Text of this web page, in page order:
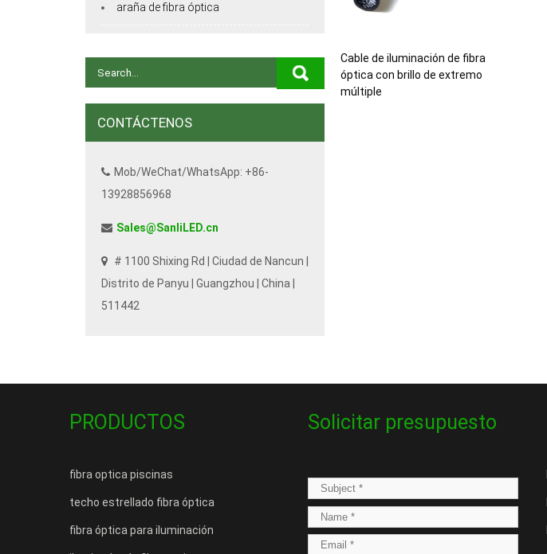
Cable de iluminación de fibra
óptica con brillo de extremo
múltiple
araña de fibra óptica
CONTÁCTENOS
Mob/WeChat/WhatsApp: +86-
13928856968
Sales@SanliLED.cn
# 1100 Shixing Rd | Ciudad de Nancun |
Distrito de Panyu | Guangzhou | China |
511442
PRODUCTOS
fibra optica piscinas
techo estrellado fibra óptica
fibra óptica para iluminación
Solicitar presupuesto